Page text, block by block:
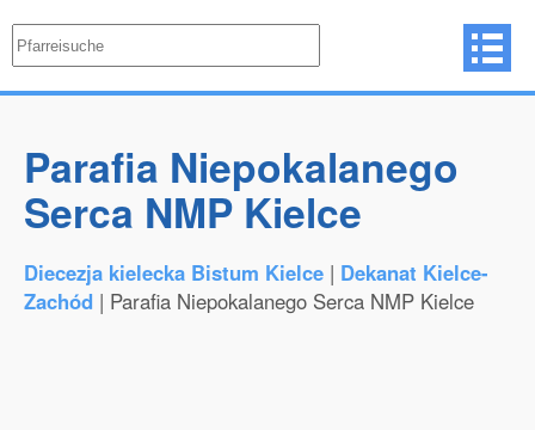
Parafia Niepokalanego
Serca NMP Kielce
Diecezja kielecka Bistum Kielce | Dekanat Kielce-
Zachód | Parafia Niepokalanego Serca NMP Kielce